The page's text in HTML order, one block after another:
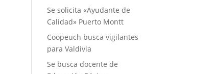
Se solicita «Ayudante de
Calidad» Puerto Montt
Coopeuch busca vigilantes
para Valdivia
Se busca docente de